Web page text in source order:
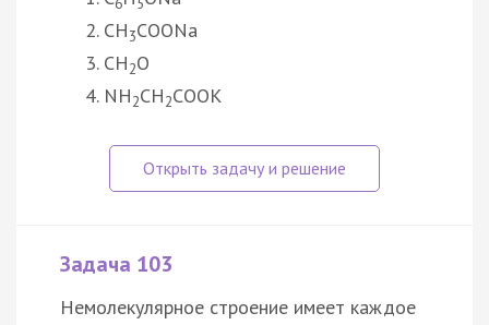
CH3COONa
CH2O
NH2CH2COOK
Задача 103
Немолекулярное строение имеет каждое